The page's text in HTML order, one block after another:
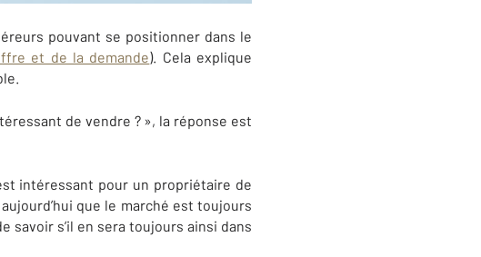
pouvant se positionner dans le
et de la demande). Cela explique
de vendre ? », la réponse est
intéressant pour un propriétaire de
que le marché est toujours
savoir s’il en sera toujours ainsi dans